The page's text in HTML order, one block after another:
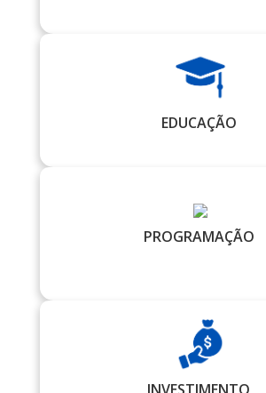
EDUCAÇÃO
PROGRAMAÇÃO